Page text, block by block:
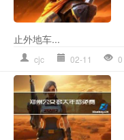
止外地车...
cjc 02-11 0